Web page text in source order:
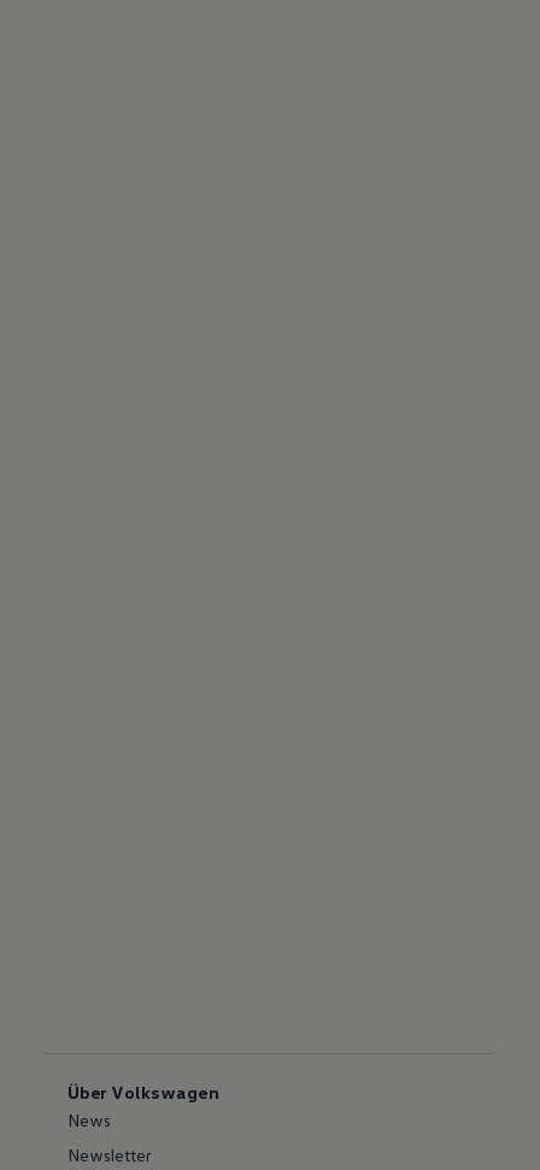
Über Volkswagen
News
Newsletter